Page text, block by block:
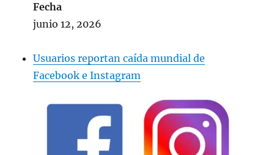
Fecha
junio 12, 2026
Usuarios reportan caída mundial de
Facebook e Instagram